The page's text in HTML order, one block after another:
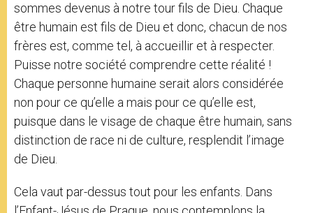
sommes devenus à notre tour fils de Dieu. Chaque
être humain est fils de Dieu et donc, chacun de nos
frères est, comme tel, à accueillir et à respecter.
Puisse notre société comprendre cette réalité !
Chaque personne humaine serait alors considérée
non pour ce qu’elle a mais pour ce qu’elle est,
puisque dans le visage de chaque être humain, sans
distinction de race ni de culture, resplendit l’image
de Dieu.
Cela vaut par-dessus tout pour les enfants. Dans